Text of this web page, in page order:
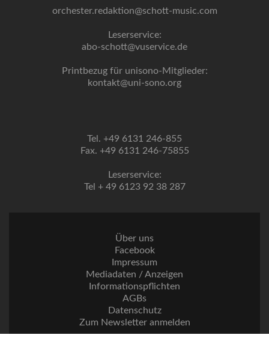
orchester.redaktion@schott-music.com
Leserservice:
abo-schott@vuservice.de
Printbezug für unisono-Mitglieder:
kontakt@uni-sono.org
Tel. +49 6131 246-855
Fax. +49 6131 246-75855
Leserservice:
Tel + 49 6123 92 38 287
Über uns
Facebook
Impressum
Mediadaten / Anzeigen
Informationspflichten
AGBs
Datenschutz
Zum Newsletter anmelden